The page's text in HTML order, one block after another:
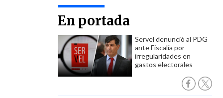
En portada
Servel denunció al PDG
ante Fiscalía por
irregularidades en
gastos electorales